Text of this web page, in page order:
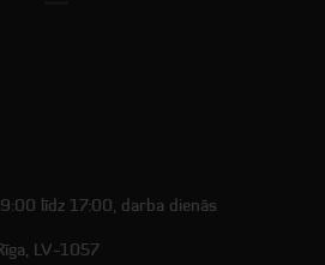
līdz 17:00, darba dienās
LV-1057